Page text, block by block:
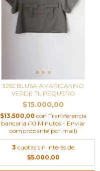
3252 BLUSA AMARICANINO
VERDE TL PEQUEÑO
$15.000,00
$13.500,00 con Transferencia
bancaria (10 Minutos - Enviar
comprobante por mail)
3 cuotas sin interés de
$5.000,00